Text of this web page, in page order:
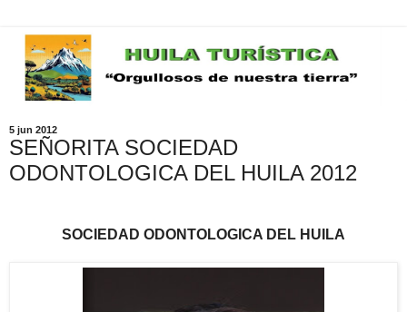
5 jun 2012
SEÑORITA SOCIEDAD
ODONTOLOGICA DEL HUILA 2012
SOCIEDAD ODONTOLOGICA DEL HUILA